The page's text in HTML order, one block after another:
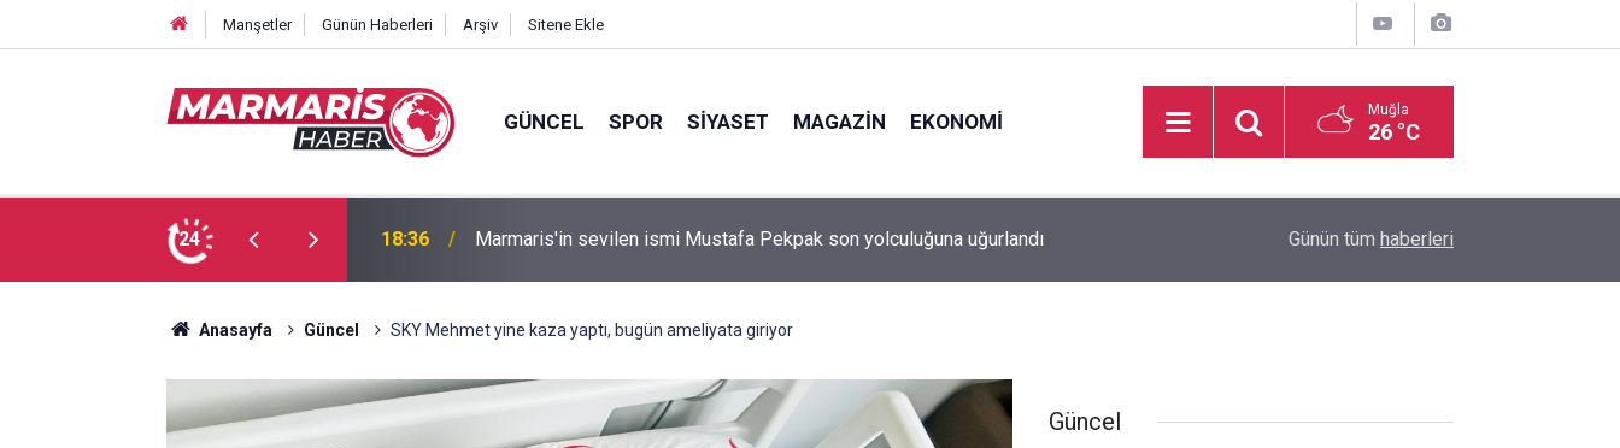
Manşetler Günün Haberleri Arşiv Sitene Ekle
GÜNCEL SPOR SIYASET MAGAZIN EKONOMI Muğla
26 °C
24
son yolculuğuna uğurlandı 16:35
Bakan Fidan: "Körfez'de devam eden savaş dikkatimizi Filistin meselesinden
ayırmadı"
Basketbol Süper Ligi’nde yeni sezonun fikstür
Günün tüm haberleri
Anasayfa Güncel SKY Mehmet yine kaza yaptı, bugün ameliyata giriyor
Güncel